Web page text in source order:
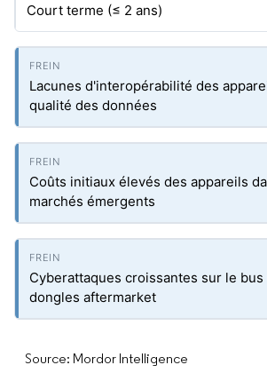
Court terme (≤ 2 ans)
Lacunes d'interopérabilité des
qualité des données
Coûts initiaux élevés des appareils
marchés émergents
Cyberattaques croissantes sur le bus
dongles aftermarket
Source: Mordor Intelligence